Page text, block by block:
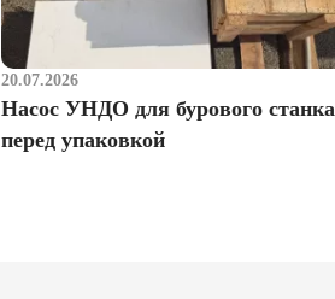
20.07.2026
Насос УНДО для бурового станка
перед упаковкой